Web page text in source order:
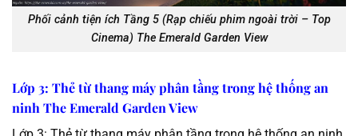
Phối cảnh tiện ích Tầng 5 (Rạp chiếu phim ngoài trời – Top
Cinema) The Emerald Garden View
Lớp 3: Thẻ từ thang máy phân tầng trong hệ thống an
ninh The Emerald Garden View